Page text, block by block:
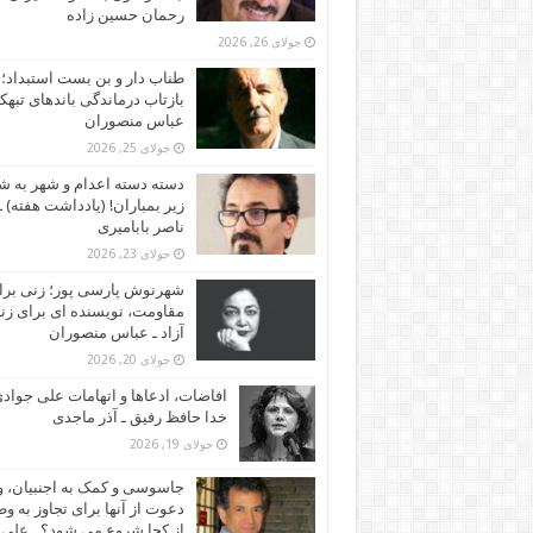
رحمان حسین زاده
جولای 26, 2026
طناب دار و بن بست استبداد؛
بازتاب درماندگی باندهای
عباس منصوران
جولای 25, 2026
دسته دسته اعدام و شهر به
زیر بمباران! (یادداشت هفته)
ناصر بابامیری
جولای 23, 2026
شهرنوش پارسی پور؛ زنی
مقاومت، نویسنده ای برای
آزاد ـ عباس منصوران
جولای 20, 2026
افاضات، ادعاها و اتهامات علی
خدا حافظ رفیق ـ آذر ماجدی
جولای 19, 2026
جاسوسی و کمک به اجنبیان،
دعوت از آنها برای تجاوز به